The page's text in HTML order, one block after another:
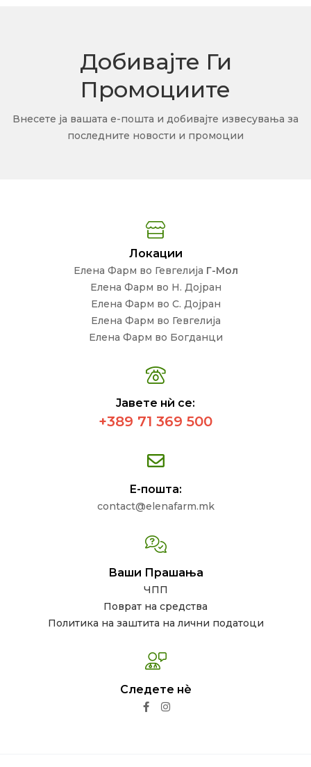
Добивајте Ги
Промоциите
Внесете ја вашата е-пошта и добивајте извесувања за
последните новости и промоции
Локации
Елена Фарм во Гевгелија Г-Мол
Елена Фарм во Н. Дојран
Елена Фарм во С. Дојран
Елена Фарм во Гевгелија
Елена Фарм во Богданци
Јавете нѝ се:
+389 71 369 500
Е-пошта:
contact@elenafarm.mk
Ваши Прашања
ЧПП
Поврат на средства
Политика на заштита на лични податоци
Следете нѐ